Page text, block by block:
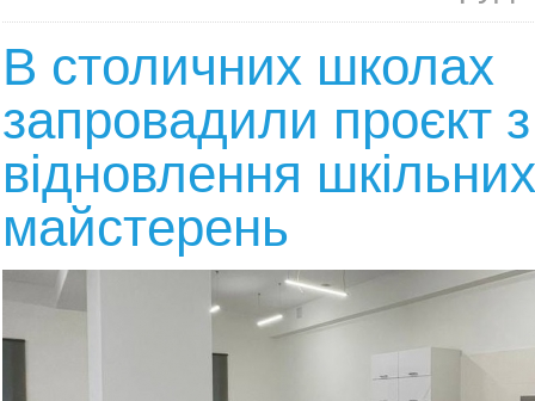
В столичних школах
запровадили проєкт з
відновлення шкільних
майстерень